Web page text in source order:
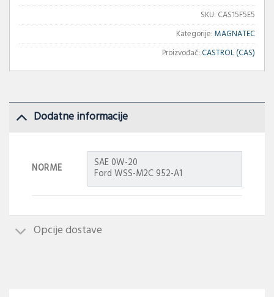
SKU: CAS15F5E5
Kategorije:MAGNATEC
Proizvođač: CASTROL (CAS)
Dodatne informacije
NORME SAE 0W-20
Ford WSS-M2C 952-A1
Opcije dostave